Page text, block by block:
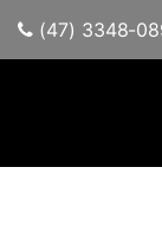
(47) 3348-